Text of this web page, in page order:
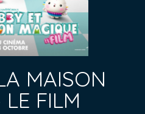
MAISON
FILM